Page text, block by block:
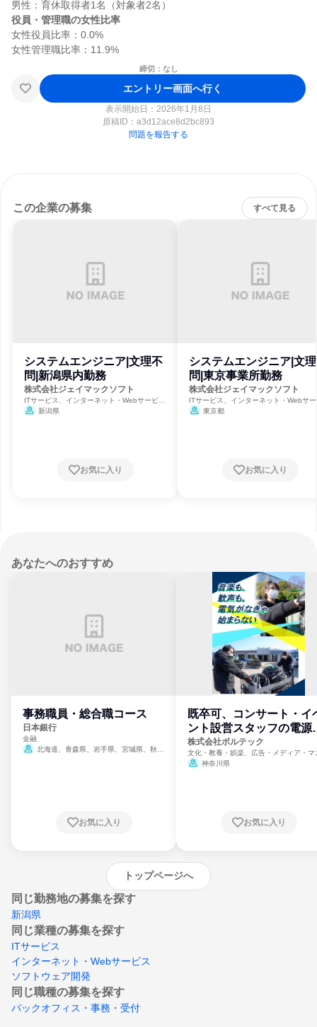
役員・管理職の女性比率
女性役員比率：0.0%
締切：なし
エントリー画面へ行く
表示開始日：2026年1月8日
原稿ID： a3d12ace8d2bc893
問題を報告する
この企業の募集 すべて見る
システムエンジニア|文理不
問|新潟県内勤務
株式会社ジェイマックソフト
ITサービス、インターネット・Webサービ
ス、ソフトウェア開発
新潟県
お気に入り
システムエンジニア|文
問|東京事業所勤務
株式会社ジェイマックソフト
ITサービス、インターネット・Webサ
ス、ソフトウェア開発
東京都
お気に入り
あなたへのおすすめ
事務職員・総合職コース
日本銀行
金融
北海道、青森県、岩手県、宮城県、秋田
崎県、熊本県、大分県、宮崎県、鹿児島県、
お気に入り
既卒可、コンサート・イ
ント設営スタッフの電源
門
株式会社ボルテック
文化・教養・娯楽、広告・メディア・マ
ミ、電力・ガス・水道・エネルギー
神奈川県
お気に入り
トップページへ
同じ勤務地の募集を探す
新潟県
同じ業種の募集を探す
ITサービス
インターネット・Webサービス
ソフトウェア開発
同じ職種の募集を探す
バックオフィス・事務・受付